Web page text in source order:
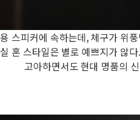
스피커에 속하는데, 체구가 위
혼 스타일은 별로 예쁘지가 않
고아하면서도 현대 명품의